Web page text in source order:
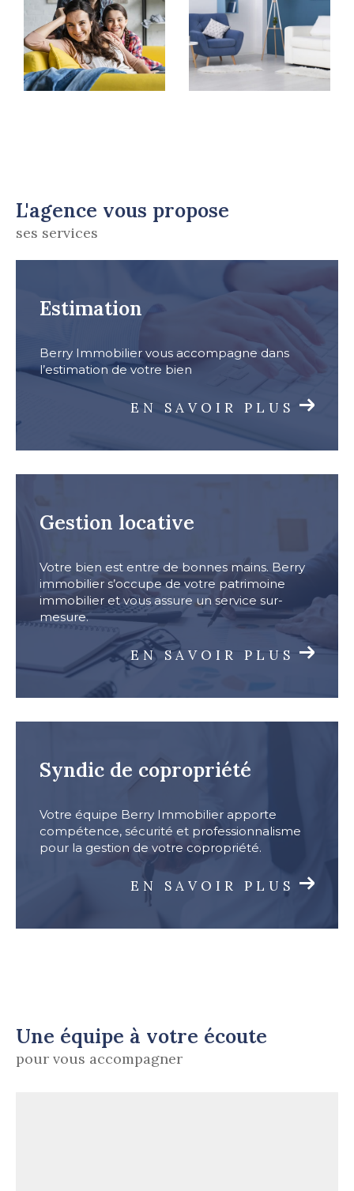
L'agence vous propose
ses services
estimation
Berry Immobilier vous accompagne dans
l’estimation de votre bien
EN SAVOIR PLUS
gestion locative
Votre bien est entre de bonnes mains. Berry
immobilier s’occupe de votre patrimoine
immobilier et vous assure un service sur-
mesure.
EN SAVOIR PLUS
syndic de copropriété
Votre équipe Berry Immobilier apporte
compétence, sécurité et professionnalisme
pour la gestion de votre copropriété.
EN SAVOIR PLUS
Une équipe à votre écoute
pour vous accompagner